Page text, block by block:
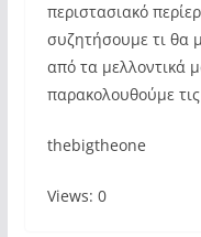
περιστασιακό
συζητήσουμε τι θα
από τα μελλοντικά
παρακολουθούμε τις
thebigtheone
Views: 0